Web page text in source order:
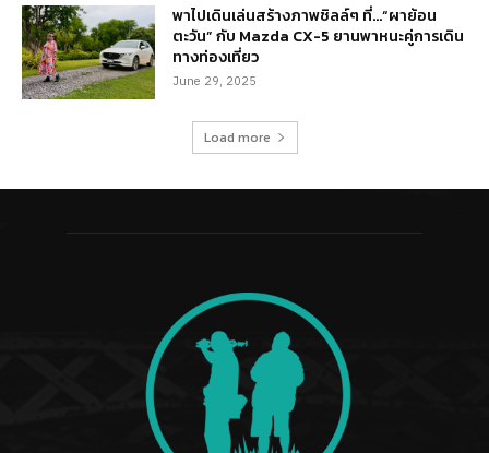
พาไปเดินเล่นสร้างภาพชิลล์ๆ ที่…“ผาย้อน
ตะวัน” กับ Mazda CX-5 ยานพาหนะคู่การเดิน
ทางท่องเที่ยว
June 29, 2025
Load more